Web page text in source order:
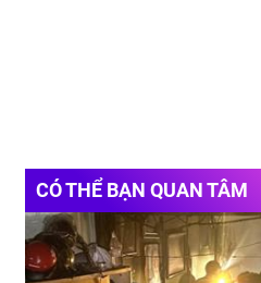
CÓ THỂ BẠN QUAN TÂM